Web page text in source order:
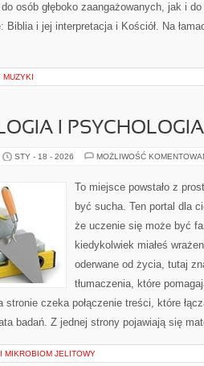
osób głęboko zaangażowanych, jak i
Biblia i jej interpretacja i Kościół. Na
MUZYKI
I PSYCHOLOGIA
STY - 18 - 2026 MOŻLIWOŚĆ
To miejsce powstało z
być sucha. Ten portal dla
że uczenie się może być
kiedykolwiek miałeś
oderwane od życia, tutaj
tłumaczenia, które
stronie czeka połączenie treści, które
badań. Z jednej strony pojawiają się
MIKROBIOM JELITOWY